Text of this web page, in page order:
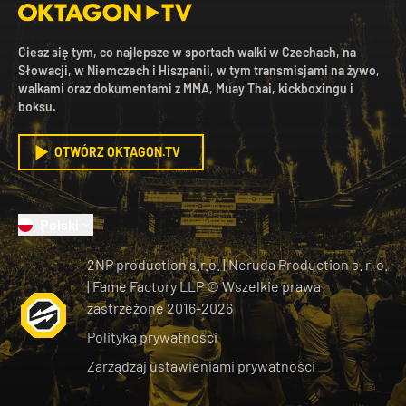
Ciesz się tym, co najlepsze w sportach walki w Czechach, na
Słowacji, w Niemczech i Hiszpanii, w tym transmisjami na żywo,
walkami oraz dokumentami z MMA, Muay Thai, kickboxingu i
boksu.
OTWÓRZ OKTAGON.TV
2NP production s.r.o.|Neruda Production s. r. o.
| Fame Factory LLP © Wszelkie prawa
zastrzeżone2016-2026
Polityka prywatności
Zarządzaj ustawieniami prywatności